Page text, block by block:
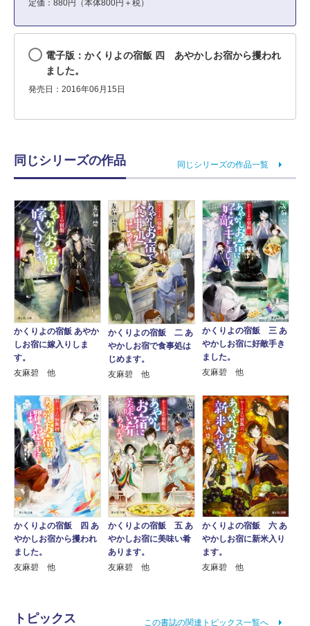
定価：880円（本体800円＋税）
電子版：かくりよの宿飯 四 あやかしお宿から攫われ
ました。
発売日：2016年06月15日
同じシリーズの作品 同じシリーズの作品一覧
かくりよの宿飯 あやか
しお宿に嫁入りしま
す。
友麻碧 他
かくりよの宿飯 二 あ
やかしお宿で食事処は
じめます。
友麻碧 他
かくりよの宿飯 三 あ
やかしお宿に好敵手き
ました。
友麻碧 他
かくりよの宿飯 四 あ
やかしお宿から攫われ
ました。
友麻碧 他
かくりよの宿飯 五 あ
やかしお宿に美味い肴
あります。
友麻碧 他
かくりよの宿飯 六 あ
やかしお宿に新米入り
ます。
友麻碧 他
トピックス この書誌の関連トピックス一覧へ